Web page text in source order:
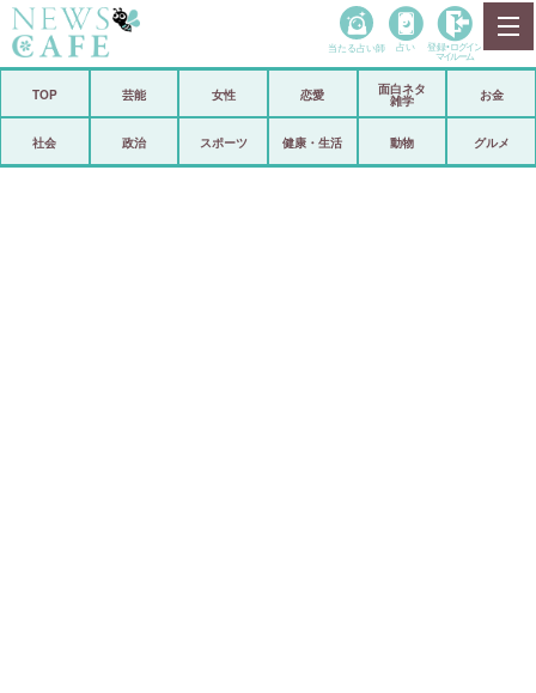
政治
当たる占い師 占い 登録• ログイン
マイルーム
TOP 芸能 女性 恋愛
面白ネタ
雑学
お金
社会 政治 スポーツ 健康・生活 動物 グルメ